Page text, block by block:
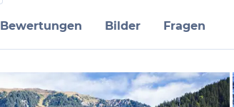
Bewertungen Bilder Fragen